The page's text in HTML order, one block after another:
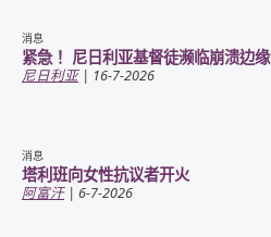
消息
紧急！ 尼日利亚基督徒濒临崩溃边缘
尼日利亚| 16-7-2026
消息
塔利班向女性抗议者开火
阿富汗| 6-7-2026